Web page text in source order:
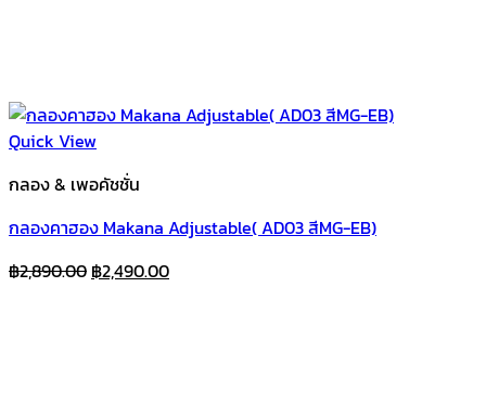
Quick View
กลอง & เพอคัชชั่น
กลองคาฮอง Makana Adjustable( AD03 สีMG-EB)
฿2,890.00 Original
฿2,490.00Current